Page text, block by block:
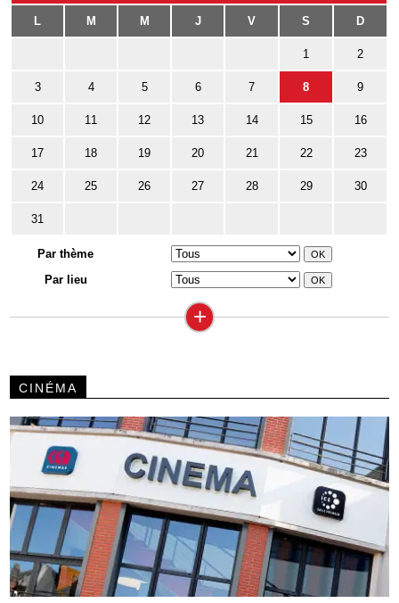
L M M J V S D
1 2
3 4 5 6 7 8 9
10 11 12 13 14 15 16
17 18 19 20 21 22 23
24 25 26 27 28 29 30
31
Par thème
Par lieu
+
CINÉMA